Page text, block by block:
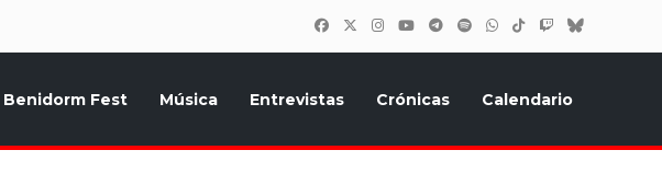
Benidorm Fest Música Entrevistas Crónicas Calendario